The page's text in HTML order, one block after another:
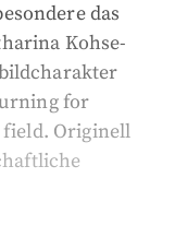
das
Kohse-
for
field. Originell